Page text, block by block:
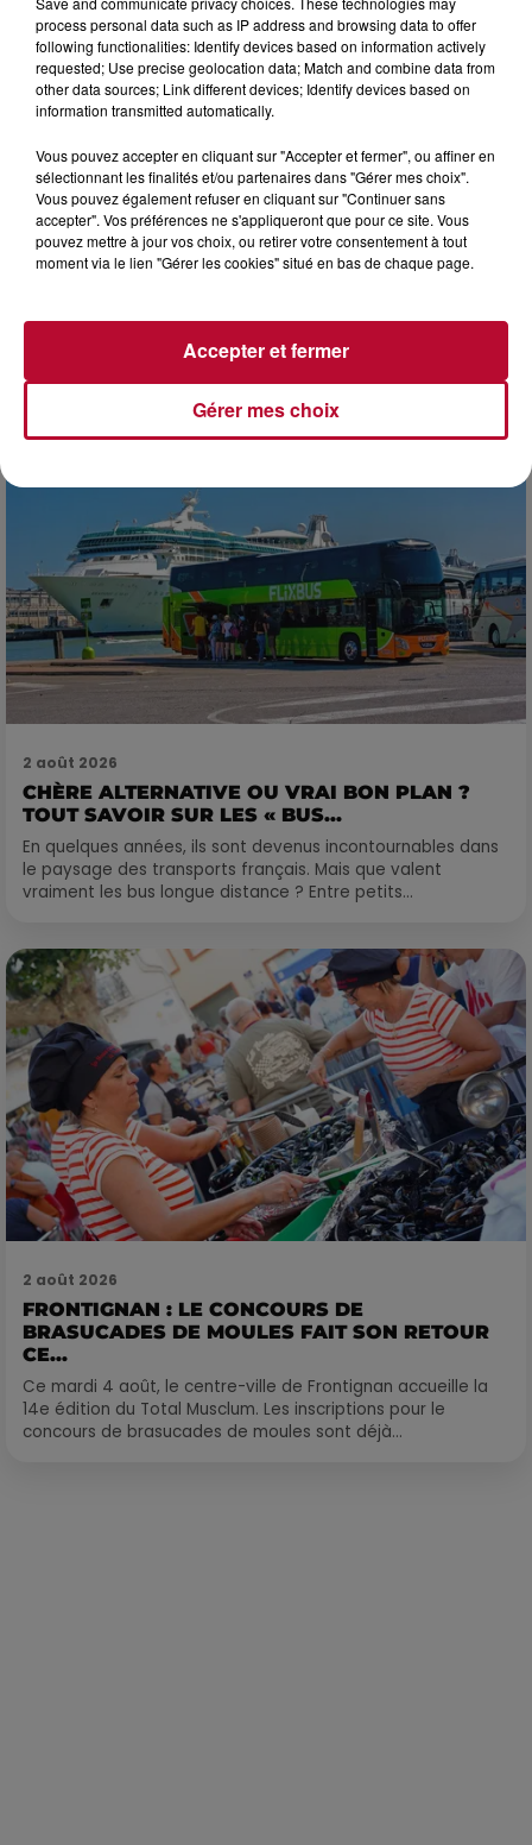
3 août 2026
Début août, c’est le cœur de l’été. La semaine débute, et
comme tous les lundis de l’été, on ouvre l’agenda qui est
encore bien rempli ! Entre sessions...
2 août 2026
CHÈRE ALTERNATIVE OU VRAI BON PLAN ?
TOUT SAVOIR SUR LES « BUS...
En quelques années, ils sont devenus incontournables dans
le paysage des transports français. Mais que valent
vraiment les bus longue distance ? Entre petits...
2 août 2026
FRONTIGNAN : LE CONCOURS DE
BRASUCADES DE MOULES FAIT SON RETOUR
CE...
Ce mardi 4 août, le centre-ville de Frontignan accueille la
14e édition du Total Musclum. Les inscriptions pour le
concours de brasucades de moules sont déjà...
process personal data such as IP address and browsing data to offer
following functionalities: Identify devices based on information actively
requested; Use precise geolocation data; Match and combine data from
other data sources; Link different devices; Identify devices based on
information transmitted automatically.
Vous pouvez accepter en cliquant sur "Accepter et fermer", ou affiner en
sélectionnant les finalités et/ou partenaires dans "Gérer mes choix".
Vous pouvez également refuser en cliquant sur "Continuer sans
accepter". Vos préférences ne s'appliqueront que pour ce site. Vous
pouvez mettre à jour vos choix, ou retirer votre consentement à tout
moment via le lien "Gérer les cookies" situé en bas de chaque page.
Gérer mes choix
Accepter et fermer